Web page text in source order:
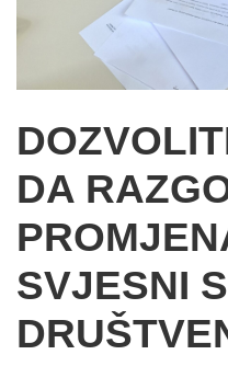
DA
SVJESNI